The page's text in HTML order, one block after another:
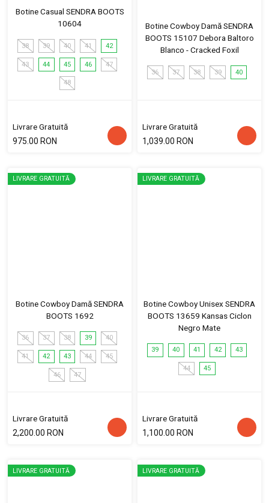
Botine Casual SENDRA BOOTS
10604
38 39 40 41 42
43 44 45 46 47
48
Livrare Gratuită
975.00 RON
Botine Cowboy Damă SENDRA
BOOTS 15107 Debora Baltoro
Blanco - Cracked Foxil
36 37 38 39 40
Livrare Gratuită
1,039.00 RON
LIVRARE GRATUITĂ
Botine Cowboy Damă SENDRA
BOOTS 1692
36 37 38 39 40
41 42 43 44 45
46 47
Livrare Gratuită
2,200.00 RON
LIVRARE GRATUITĂ
Botine Cowboy Unisex SENDRA
BOOTS 13659 Kansas Ciclon
Negro Mate
39 40 41 42 43
44 45
Livrare Gratuită
1,100.00 RON
LIVRARE GRATUITĂ LIVRARE GRATUITĂ